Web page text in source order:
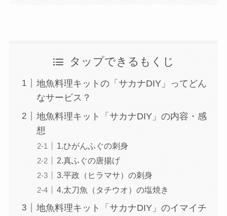
タップできるもくじ
地魚料理キットの「サカナDIY」ってどん
なサービス？
地魚料理キット「サカナDIY」の内容・感
想
1.ひがんふぐの刺身
2.真ふぐの唐揚げ
3.平政（ヒラマサ）の刺身
4.太刀魚（タチウオ）の塩焼き
地魚料理キット「サカナDIY」のイマイチ